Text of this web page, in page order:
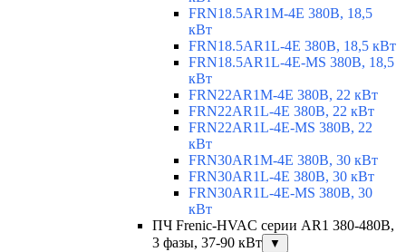
FRN18.5AR1M-4E 380В, 18,5
кВт
FRN18.5AR1L-4E 380В, 18,5 кВт
FRN18.5AR1L-4E-MS 380В, 18,5
кВт
FRN22AR1M-4E 380В, 22 кВт
FRN22AR1L-4E 380В, 22 кВт
FRN22AR1L-4E-MS 380В, 22
кВт
FRN30AR1M-4E 380В, 30 кВт
FRN30AR1L-4E 380В, 30 кВт
FRN30AR1L-4E-MS 380В, 30
кВт
ПЧ Frenic-HVAC серии AR1 380-480В,
3 фазы, 37-90 кВт
▼